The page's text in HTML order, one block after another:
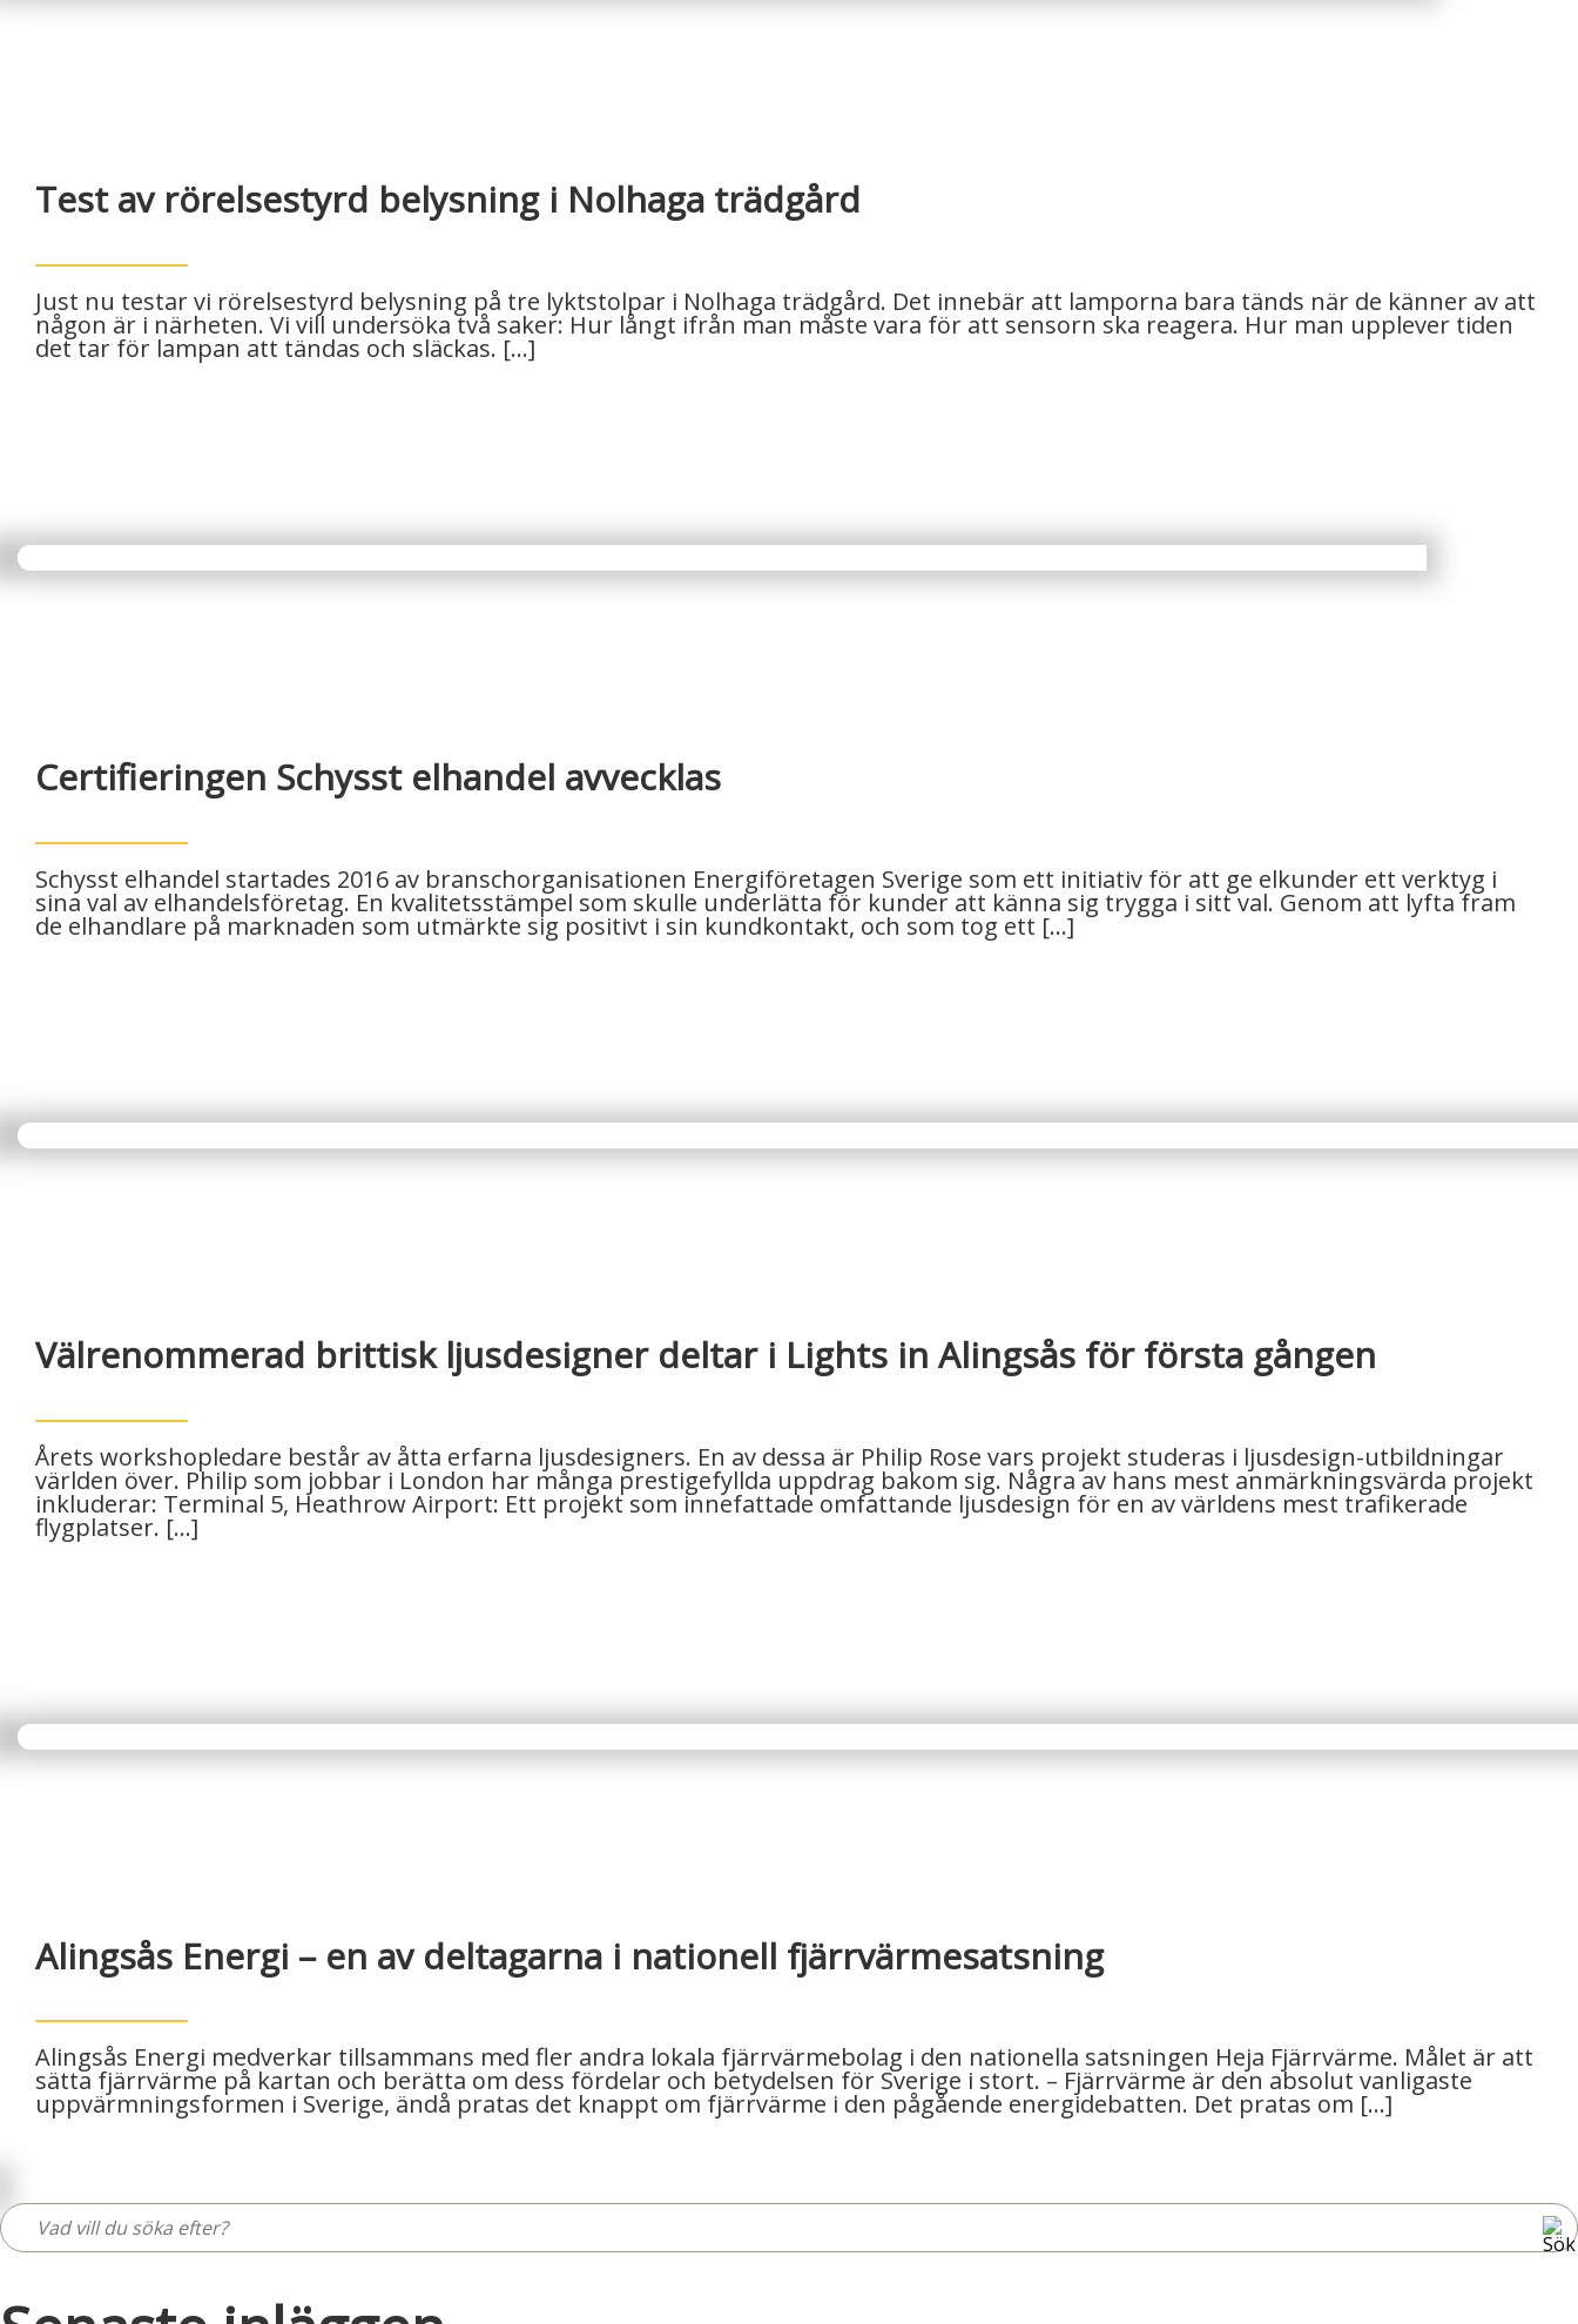
Test av rörelsestyrd belysning i Nolhaga trädgård
Just nu testar vi rörelsestyrd belysning på tre lyktstolpar i Nolhaga trädgård. Det innebär att lamporna bara tänds när de känner av att
någon är i närheten. Vi vill undersöka två saker: Hur långt ifrån man måste vara för att sensorn ska reagera. Hur man upplever tiden
det tar för lampan att tändas och släckas. […]
Certifieringen Schysst elhandel avvecklas
Schysst elhandel startades 2016 av branschorganisationen Energiföretagen Sverige som ett initiativ för att ge elkunder ett verktyg i
sina val av elhandelsföretag. En kvalitetsstämpel som skulle underlätta för kunder att känna sig trygga i sitt val. Genom att lyfta fram
de elhandlare på marknaden som utmärkte sig positivt i sin kundkontakt, och som tog ett […]
Välrenommerad brittisk ljusdesigner deltar i Lights in Alingsås för första gången
Årets workshopledare består av åtta erfarna ljusdesigners. En av dessa är Philip Rose vars projekt studeras i ljusdesign-utbildningar
världen över. Philip som jobbar i London har många prestigefyllda uppdrag bakom sig. Några av hans mest anmärkningsvärda projekt
inkluderar:​ Terminal 5, Heathrow Airport: Ett projekt som innefattade omfattande ljusdesign för en av världens mest trafikerade
flygplatser.​ […]
Alingsås Energi – en av deltagarna i nationell fjärrvärmesatsning
Alingsås Energi medverkar tillsammans med fler andra lokala fjärrvärmebolag i den nationella satsningen Heja Fjärrvärme. Målet är att
sätta fjärrvärme på kartan och berätta om dess fördelar och betydelsen för Sverige i stort. – Fjärrvärme är den absolut vanligaste
uppvärmningsformen i Sverige, ändå pratas det knappt om fjärrvärme i den pågående energidebatten. Det pratas om […]